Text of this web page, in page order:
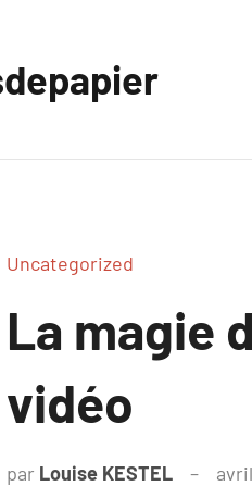
Uncategorized
La magie
vidéo
par Louise KESTEL